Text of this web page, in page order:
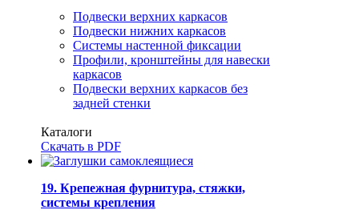
Подвески верхних каркасов
Подвески нижних каркасов
Системы настенной фиксации
Профили, кронштейны для навески
каркасов
Подвески верхних каркасов без
задней стенки
Каталоги
Скачать в PDF
19. Крепежная фурнитура, стяжки,
системы крепления